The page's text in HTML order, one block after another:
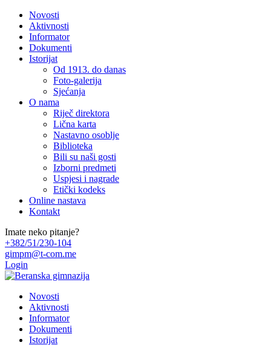
Novosti
Aktivnosti
Informator
Dokumenti
Istorijat
Od 1913. do danas
Foto-galerija
Sjećanja
O nama
Riječ direktora
Lična karta
Nastavno osoblje
Biblioteka
Bili su naši gosti
Izborni predmeti
Uspjesi i nagrade
Etički kodeks
Online nastava
Kontakt
Imate neko pitanje?
+382/51/230-104
gimpm@t-com.me
Login
Novosti
Aktivnosti
Informator
Dokumenti
Istorijat